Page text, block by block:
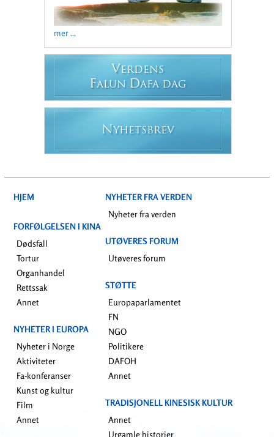
mer ...
VERDENS
FALUN DAFA DAG
NYHETSBREV
HJEM
FORFØLGELSEN I KINA
Dødsfall
Tortur
Organhandel
Rettssak
Annet
NYHETER I EUROPA
Nyheter i Norge
Aktiviteter
Fa-konferanser
Kunst og kultur
Film
Annet
NYHETER FRA VERDEN
Nyheter fra verden
UTØVERES FORUM
Utøveres forum
STØTTE
Europaparlamentet
FN
NGO
Politikere
DAFOH
Annet
TRADISJONELL KINESISK KULTUR
Annet
Urgamle historier